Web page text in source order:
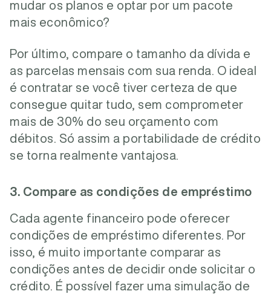
mudar os planos e optar por um pacote
mais econômico?
Por último, compare o tamanho da dívida e
as parcelas mensais com sua renda. O ideal
é contratar se você tiver certeza de que
consegue quitar tudo, sem comprometer
mais de 30% do seu orçamento com
débitos. Só assim a portabilidade de crédito
se torna realmente vantajosa.
3. Compare as condições de empréstimo
Cada agente financeiro pode oferecer
condições de empréstimo diferentes. Por
isso, é muito importante comparar as
condições antes de decidir onde solicitar o
crédito. É possível fazer uma simulação de